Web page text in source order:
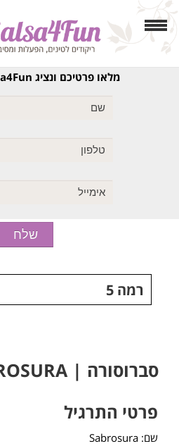
מלאו פרטיכם ונציג Salsa4Fun יחזור אליכם
רמה 5
סברוסורה | SABROSURA
פרטי התרגיל
שם: Sabrosura